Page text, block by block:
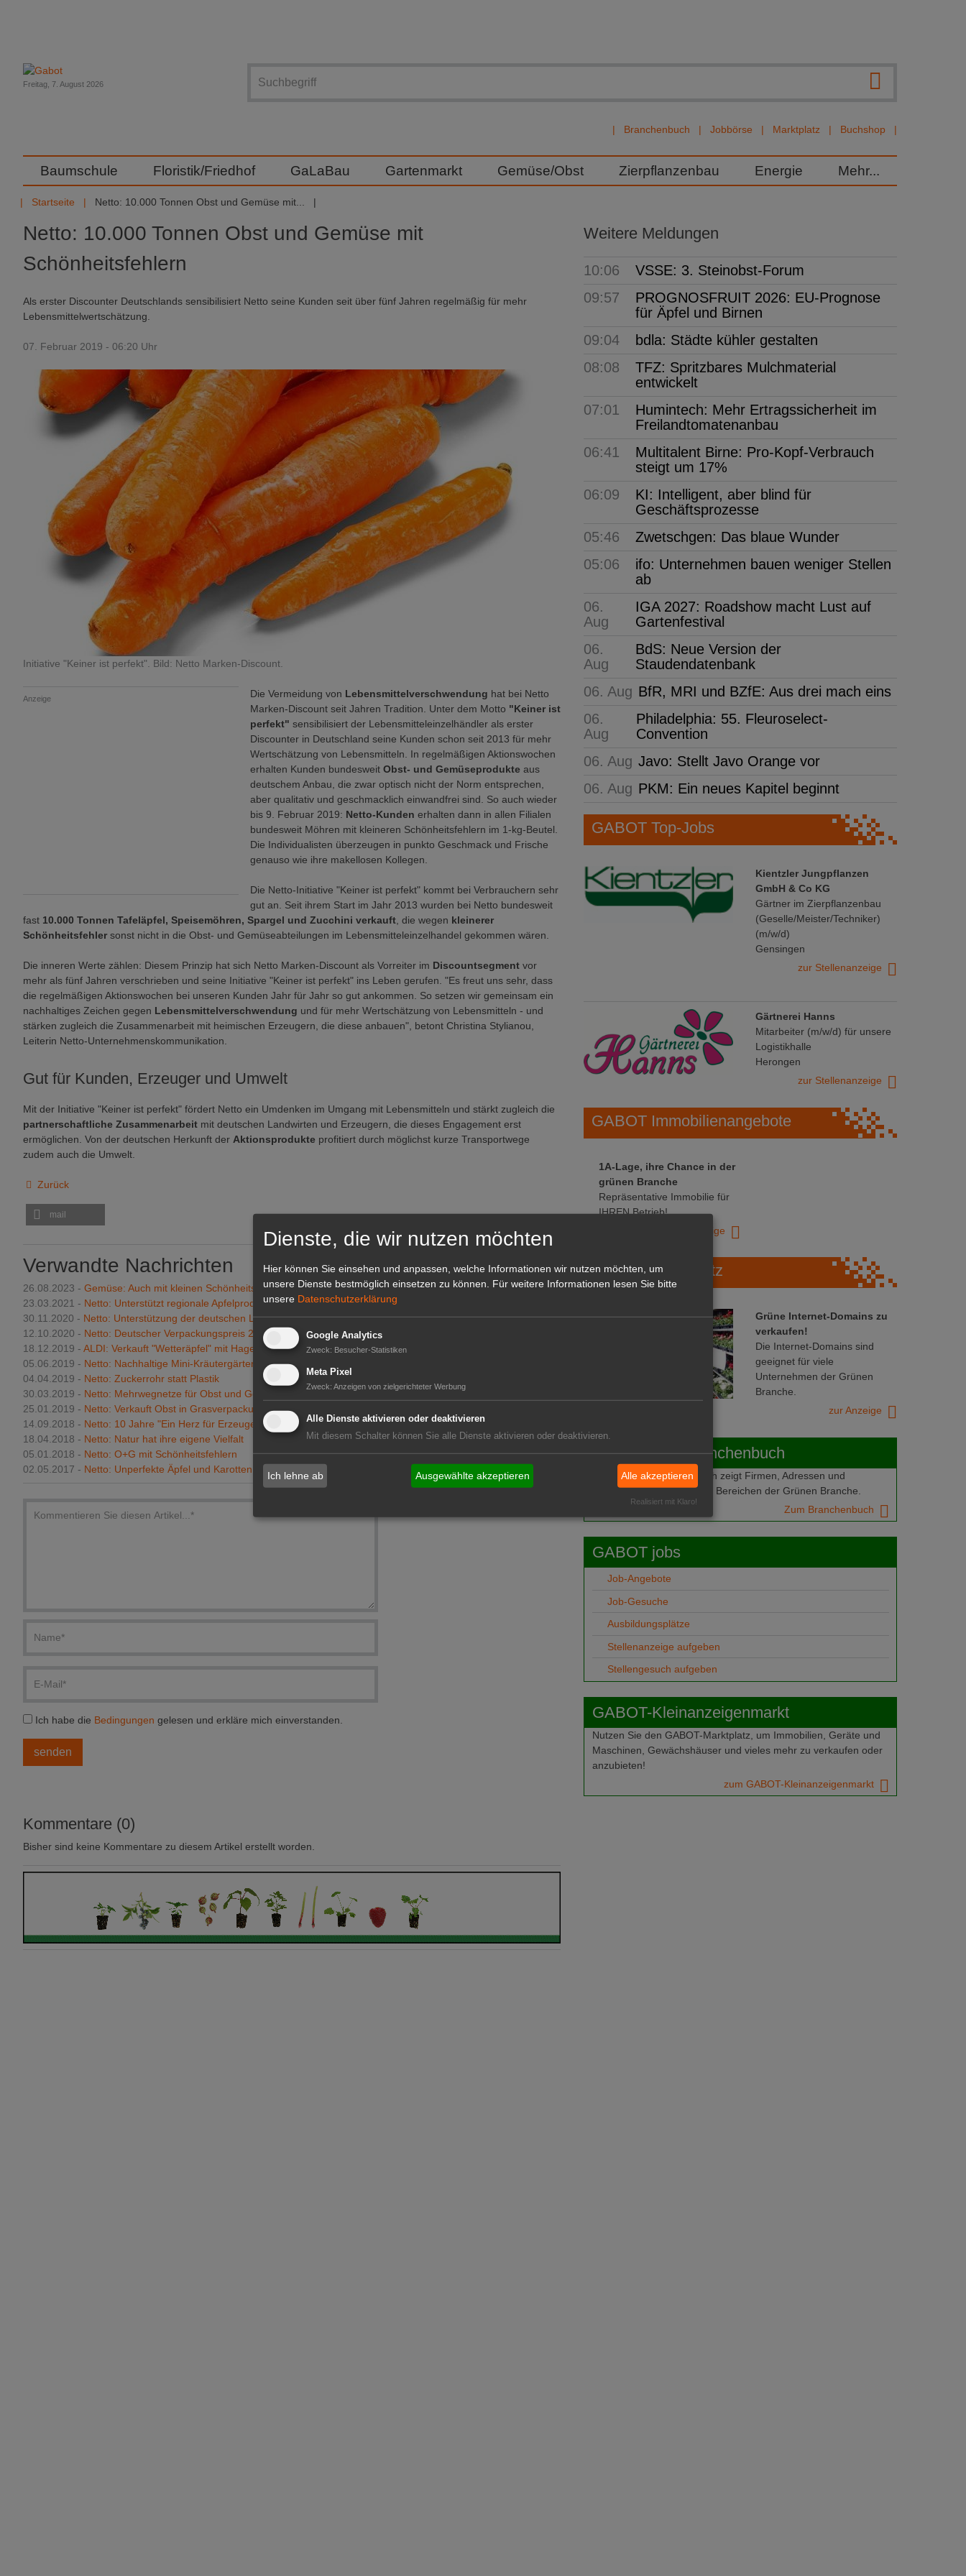
Branchenbuch Jobbörse Marktplatz Buchshop
Freitag, 7. August 2026
Baumschule Floristik/Friedhof GaLaBau Gartenmarkt Gemüse/Obst Zierpflanzenbau Energie Mehr...
Startseite Netto: 10.000 Tonnen Obst und Gemüse mit...
Netto: 10.000 Tonnen Obst und Gemüse mit
Schönheitsfehlern
Als erster Discounter Deutschlands sensibilisiert Netto seine Kunden seit über fünf Jahren regelmäßig für mehr
Lebensmittelwertschätzung.
07. Februar 2019 - 06:20 Uhr
Initiative "Keiner ist perfekt". Bild: Netto Marken-Discount.
Anzeige Die Vermeidung von Lebensmittelverschwendung hat bei Netto
Marken-Discount seit Jahren Tradition. Unter dem Motto "Keiner ist
perfekt" sensibilisiert der Lebensmitteleinzelhändler als erster
Discounter in Deutschland seine Kunden schon seit 2013 für mehr
Wertschätzung von Lebensmitteln. In regelmäßigen Aktionswochen
erhalten Kunden bundesweit Obst- und Gemüseprodukte aus
deutschem Anbau, die zwar optisch nicht der Norm entsprechen,
aber qualitativ und geschmacklich einwandfrei sind. So auch wieder
bis 9. Februar 2019: Netto-Kunden erhalten dann in allen Filialen
bundesweit Möhren mit kleineren Schönheitsfehlern im 1-kg-Beutel.
Die Individualisten überzeugen in punkto Geschmack und Frische
genauso wie ihre makellosen Kollegen.
Die Netto-Initiative "Keiner ist perfekt" kommt bei Verbrauchern sehr
gut an. Seit ihrem Start im Jahr 2013 wurden bei Netto bundesweit
fast 10.000 Tonnen Tafeläpfel, Speisemöhren, Spargel und Zucchini verkauft , die wegen kleinerer
Schönheitsfehler sonst nicht in die Obst- und Gemüseabteilungen im Lebensmitteleinzelhandel gekommen wären.
Die inneren Werte zählen: Diesem Prinzip hat sich Netto Marken-Discount als Vorreiter im Discountsegment vor
mehr als fünf Jahren verschrieben und seine Initiative "Keiner ist perfekt" ins Leben gerufen. "Es freut uns sehr, dass
die regelmäßigen Aktionswochen bei unseren Kunden Jahr für Jahr so gut ankommen. So setzen wir gemeinsam ein
nachhaltiges Zeichen gegen Lebensmittelverschwendung und für mehr Wertschätzung von Lebensmitteln - und
stärken zugleich die Zusammenarbeit mit heimischen Erzeugern, die diese anbauen", betont Christina Stylianou,
Leiterin Netto-Unternehmenskommunikation.
Gut für Kunden, Erzeuger und Umwelt
Mit der Initiative "Keiner ist perfekt" fördert Netto ein Umdenken im Umgang mit Lebensmitteln und stärkt zugleich die
partnerschaftliche Zusammenarbeit mit deutschen Landwirten und Erzeugern, die dieses Engagement erst
ermöglichen. Von der deutschen Herkunft der Aktionsprodukte profitiert durch möglichst kurze Transportwege
zudem auch die Umwelt.
Zurück
mail
Verwandte Nachrichten
26.08.2023 - Gemüse: Auch mit kleinen Schönheitsfehlern gesund
23.03.2021 - Netto: Unterstützt regionale Apfelproduzenten
30.11.2020 - Netto: Unterstützung der deutschen Landwirtschaft
12.10.2020 - Netto: Deutscher Verpackungspreis 2020
18.12.2019 - ALDI: Verkauft "Wetteräpfel" mit Hagelschaden
05.06.2019 - Netto: Nachhaltige Mini-Kräutergärten
04.04.2019 - Netto: Zuckerrohr statt Plastik
30.03.2019 - Netto: Mehrwegnetze für Obst und Gemüse
25.01.2019 - Netto: Verkauft Obst in Grasverpackung
14.09.2018 - Netto: 10 Jahre "Ein Herz für Erzeuger"
18.04.2018 - Netto: Natur hat ihre eigene Vielfalt
05.01.2018 - Netto: O+G mit Schönheitsfehlern
02.05.2017 - Netto: Unperfekte Äpfel und Karotten
Ich habe die Bedingungen gelesen und erkläre mich einverstanden.
Kommentare (0)
Bisher sind keine Kommentare zu diesem Artikel erstellt worden.
Weitere Meldungen
10:06
VSSE: 3. Steinobst-Forum
09:57
PROGNOSFRUIT 2026: EU-Prognose
für Äpfel und Birnen
09:04
bdla: Städte kühler gestalten
08:08
TFZ: Spritzbares Mulchmaterial
entwickelt
07:01
Humintech: Mehr Ertragssicherheit im
Freilandtomatenanbau
06:41
Multitalent Birne: Pro-Kopf-Verbrauch
steigt um 17%
06:09
KI: Intelligent, aber blind für
Geschäftsprozesse
05:46
Zwetschgen: Das blaue Wunder
05:06
ifo: Unternehmen bauen weniger Stellen
ab
06.
Aug
IGA 2027: Roadshow macht Lust auf
Gartenfestival
06.
Aug
BdS: Neue Version der
Staudendatenbank
06. Aug BfR, MRI und BZfE: Aus drei mach eins
06.
Aug
Philadelphia: 55. Fleuroselect-
Convention
06. Aug Javo: Stellt Javo Orange vor
06. Aug PKM: Ein neues Kapitel beginnt
GABOT Top-Jobs
Kientzler Jungpflanzen
GmbH & Co KG
Gärtner im Zierpflanzenbau
(Geselle/Meister/Techniker)
(m/w/d)
Gensingen
zur Stellenanzeige
Gärtnerei Hanns
Mitarbeiter (m/w/d) für unsere
Logistikhalle
Herongen
zur Stellenanzeige
GABOT Immobilienangebote
1A-Lage, ihre Chance in der
grünen Branche
Repräsentative Immobilie für
IHREN Betrieb!
zur Anzeige
GABOT Marktplatz
Grüne Internet-Domains zu
verkaufen!
Die Internet-Domains sind
geeignet für viele
Unternehmen der Grünen
Branche.
zur Anzeige
Das GABOT-Branchenbuch
Das GABOT-Branchenbuch zeigt Firmen, Adressen und
Telefonnummern aus allen Bereichen der Grünen Branche.
Zum Branchenbuch
GABOT jobs
Job-Angebote
Job-Gesuche
Ausbildungsplätze
Stellenanzeige aufgeben
Stellengesuch aufgeben
GABOT-Kleinanzeigenmarkt
Nutzen Sie den GABOT-Marktplatz, um Immobilien, Geräte und
Maschinen, Gewächshäuser und vieles mehr zu verkaufen oder
anzubieten!
zum GABOT-Kleinanzeigenmarkt
Dienste, die wir nutzen möchten
Hier können Sie einsehen und anpassen, welche Informationen wir nutzen möchten, um
unsere Dienste bestmöglich einsetzen zu können.
Für weitere Informationen lesen Sie bitte
unsere Datenschutzerklärung
Google Analytics
Zweck: Besucher-Statistiken
Meta Pixel
Zweck: Anzeigen von zielgerichteter Werbung
Alle Dienste aktivieren oder deaktivieren
Mit diesem Schalter können Sie alle Dienste aktivieren oder deaktivieren.
Ich lehne ab Ausgewählte akzeptieren Alle akzeptieren
Realisiert mit Klaro!